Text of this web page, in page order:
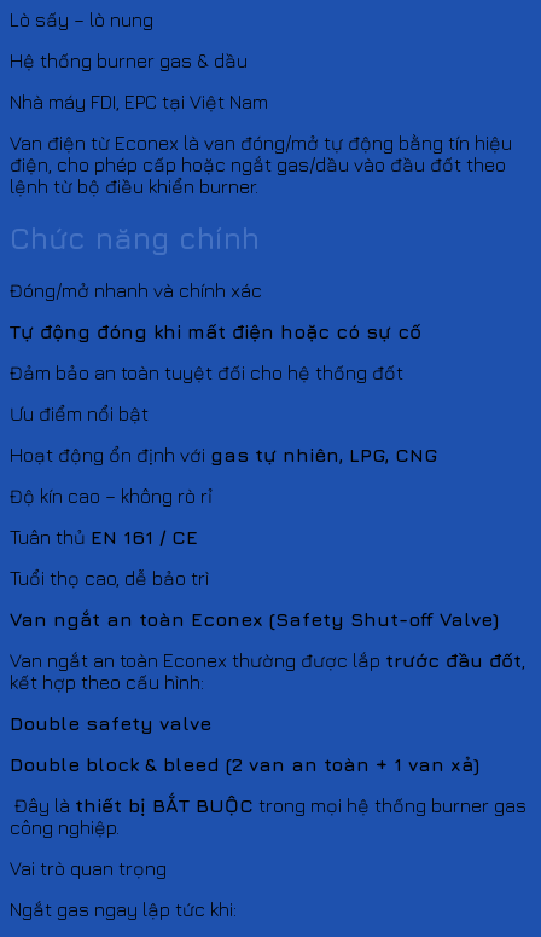
Lò sấy – lò nung
Hệ thống burner gas & dầu
Nhà máy FDI, EPC tại Việt Nam
Van điện từ Econex là van đóng/mở tự động bằng tín hiệu
điện, cho phép cấp hoặc ngắt gas/dầu vào đầu đốt theo
lệnh từ bộ điều khiển burner.
Chức năng chính
Đóng/mở nhanh và chính xác
Tự động đóng khi mất điện hoặc có sự cố
Đảm bảo an toàn tuyệt đối cho hệ thống đốt
Ưu điểm nổi bật
Hoạt động ổn định với gas tự nhiên, LPG, CNG
Độ kín cao – không rò rỉ
Tuân thủ EN 161 / CE
Tuổi thọ cao, dễ bảo trì
Van ngắt an toàn Econex (Safety Shut-off Valve)
Van ngắt an toàn Econex thường được lắp trước đầu đốt
kết hợp theo cấu hình:
Double safety valve
Double block & bleed (2 van an toàn + 1 van xả)
Đây là thiết bị BẮT BUỘC trong mọi hệ thống burner gas
công nghiệp.
Vai trò quan trọng
Ngắt gas ngay lập tức khi: